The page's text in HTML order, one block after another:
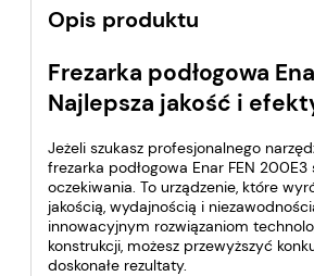
Opis produktu
Frezarka podłogowa
Najlepsza jakość i
Jeżeli szukasz profesjonalnego
frezarka podłogowa Enar FEN 200E3
oczekiwania. To urządzenie, które
jakością, wydajnością i
innowacyjnym rozwiązaniom
konstrukcji, możesz przewyższyć
doskonałe rezultaty.